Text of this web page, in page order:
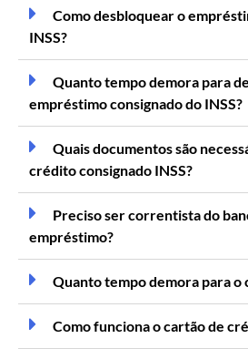
Como desbloquear o
INSS?
Quanto tempo demora para
empréstimo consignado do INSS?
Quais documentos são
crédito consignado INSS?
Preciso ser correntista do
empréstimo?
Quanto tempo demora para o
Como funciona o cartão de